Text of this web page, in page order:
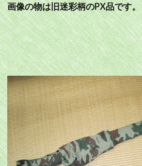
画像の物は旧迷彩柄のPX品です。